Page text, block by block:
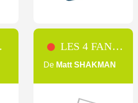
LES 4 FANTASTIQUES
De Matt SHAKMAN